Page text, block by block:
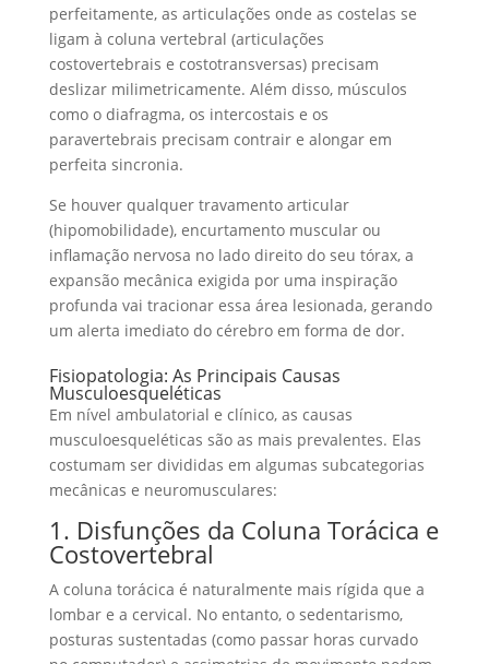
perfeitamente, as articulações onde as costelas se
ligam à coluna vertebral (articulações
costovertebrais e costotransversas) precisam
deslizar milimetricamente. Além disso, músculos
como o diafragma, os intercostais e os
paravertebrais precisam contrair e alongar em
perfeita sincronia.
Se houver qualquer travamento articular
(hipomobilidade), encurtamento muscular ou
inflamação nervosa no lado direito do seu tórax, a
expansão mecânica exigida por uma inspiração
profunda vai tracionar essa área lesionada, gerando
um alerta imediato do cérebro em forma de dor.
Fisiopatologia: As Principais Causas
Musculoesqueléticas
Em nível ambulatorial e clínico, as causas
musculoesqueléticas são as mais prevalentes. Elas
costumam ser divididas em algumas subcategorias
mecânicas e neuromusculares:
1. Disfunções da Coluna Torácica e
Costovertebral
A coluna torácica é naturalmente mais rígida que a
lombar e a cervical. No entanto, o sedentarismo,
posturas sustentadas (como passar horas curvado